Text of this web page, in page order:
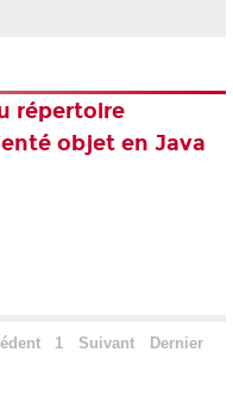
répertoire
objet en Java
1 Suivant Dernier